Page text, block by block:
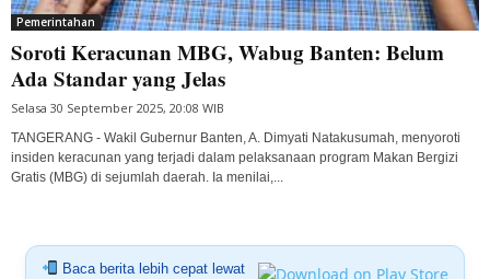
Pemerintahan
Soroti Keracunan MBG, Wabug Banten: Belum
Ada Standar yang Jelas
Selasa 30 September 2025, 20:08 WIB
TANGERANG - Wakil Gubernur Banten, A. Dimyati Natakusumah, menyoroti
insiden keracunan yang terjadi dalam pelaksanaan program Makan Bergizi
Gratis (MBG) di sejumlah daerah. Ia menilai,...
Baca berita lebih cepat lewat